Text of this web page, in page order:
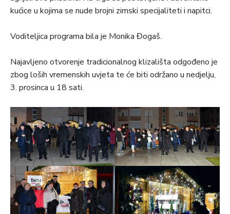
kućice u kojima se nude brojni zimski specijaliteti i napitci.
Voditeljica programa bila je Monika Đogaš.
Najavljeno otvorenje tradicionalnog klizališta odgođeno je
zbog loših vremenskih uvjeta te će biti održano u nedjelju,
3. prosinca u 18 sati.